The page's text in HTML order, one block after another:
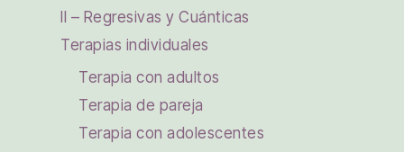
II – Regresivas y Cuánticas
Terapias individuales
Terapia con adultos
Terapia de pareja
Terapia con adolescentes